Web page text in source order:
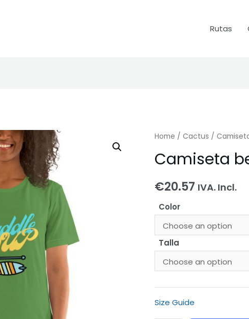
Rutas
Home / Cactus /
Camiseta
€20.57 IVA. Incl.
Color
Talla
Size Guide